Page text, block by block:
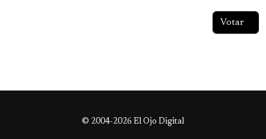
© 2004-2026 El Ojo Digital